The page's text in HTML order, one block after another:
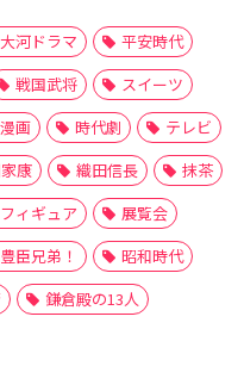
大河ドラマ
平安時代
戦国武将
スイーツ
漫画 時代劇
テレビ
康 織田信長
抹茶
フィギュア
展覧会
豊臣兄弟！
昭和時代
鎌倉殿の13人